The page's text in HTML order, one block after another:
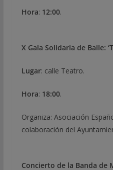
Hora: 12:00.
X Gala Solidaria de Baile:
Lugar: calle Teatro.
Hora: 18:00.
Organiza: Asociación
colaboración del
Concierto de la Banda de